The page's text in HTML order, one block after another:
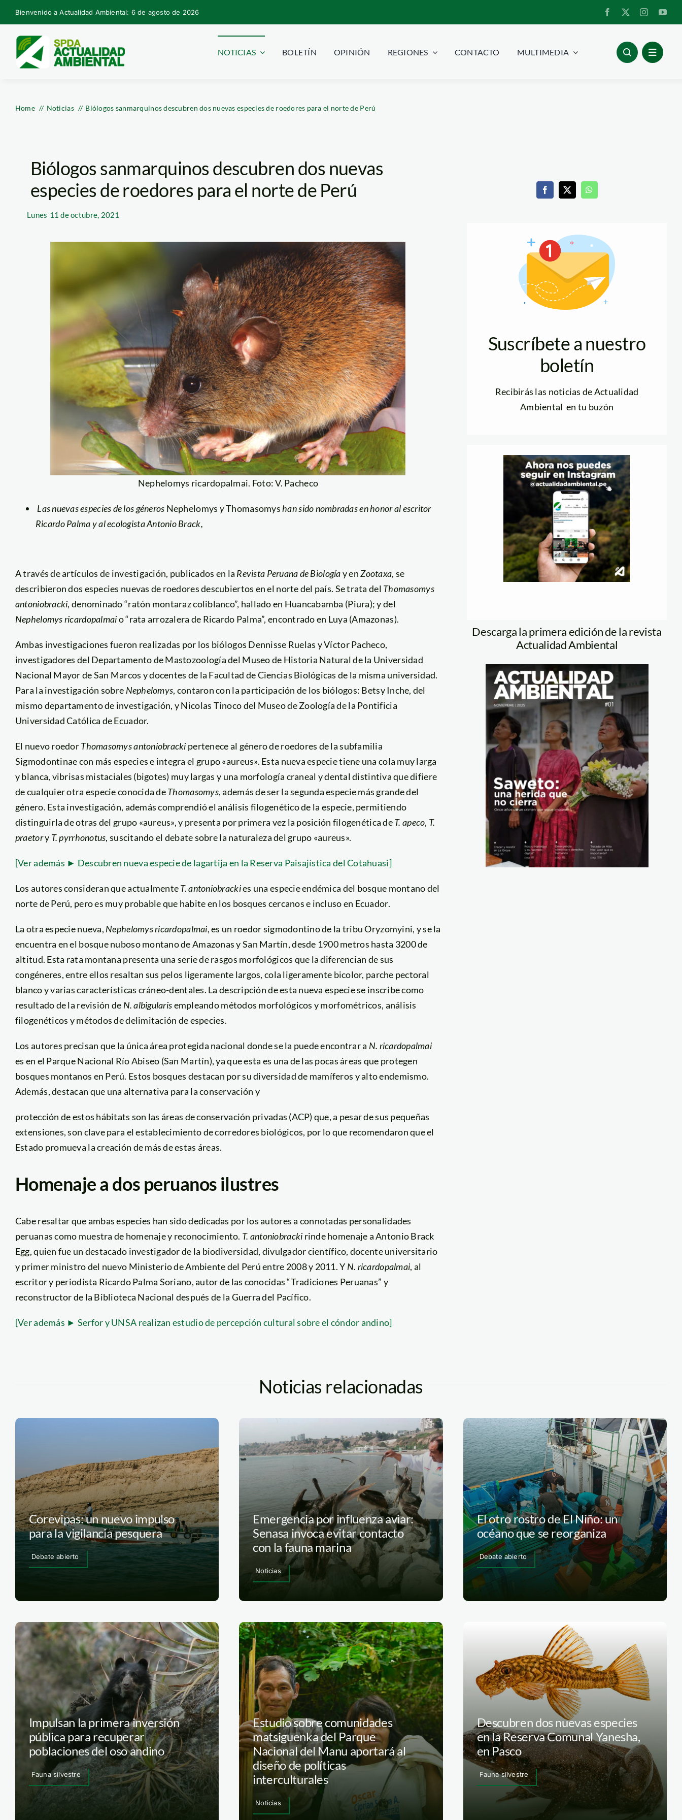
Skip
to
content
Bienvenido a Actualidad Ambiental: 6 de agosto de 2026
NOTICIAS BOLETÍN OPINIÓN REGIONES CONTACTO MULTIMEDIA
Home Noticias Biólogos sanmarquinos descubren dos nuevas especies de roedores para el norte de Perú
Biólogos sanmarquinos descubren dos nuevas
especies de roedores para el norte de Perú
Lunes 11 de octubre, 2021
Nephelomys ricardopalmai. Foto: V. Pacheco
Las nuevas especies de los géneros Nephelomys yThomasomyshan sido nombradas en honor al escritor
Ricardo Palma y al ecologista Antonio Brack,
A través de artículos de investigación, publicados en la Revista Peruana de Biologíay enZootaxa, se
describieron dos especies nuevas de roedores descubiertos en el norte del país. Se trata del Thomasomys
antoniobracki, denominado “ratón montaraz coliblanco”, hallado en Huancabamba (Piura); y del
Nephelomys ricardopalmaio “rata arrozalera de Ricardo Palma”, encontrado en Luya (Amazonas).
Ambas investigaciones fueron realizadas por los biólogos Dennisse Ruelas y Víctor Pacheco,
investigadores del Departamento de Mastozoología del Museo de Historia Natural de la Universidad
Nacional Mayor de San Marcos y docentes de la Facultad de Ciencias Biológicas de la misma universidad.
Para la investigación sobre Nephelomys, contaron con la participación de los biólogos: Betsy Inche, del
mismo departamento de investigación, y Nicolas Tinoco del Museo de Zoología de la Pontificia
Universidad Católica de Ecuador.
El nuevo roedorThomasomys antoniobracki pertenece al género de roedores de la subfamilia
Sigmodontinae con más especies e integra el grupo «aureus». Esta nueva especie tiene una cola muy larga
y blanca, vibrisas mistaciales (bigotes) muy largas y una morfología craneal y dental distintiva que difiere
de cualquier otra especie conocida deThomasomys, además de ser la segunda especie más grande del
género. Esta investigación, además comprendió el análisis filogenético de la especie, permitiendo
distinguirla de otras del grupo «aureus», y presenta por primera vez la posición filogenética deT. apeco, T.
praetory T. pyrrhonotus, suscitando el debate sobre la naturaleza del grupo «aureus».
[Ver además ► Descubren nueva especie de lagartija en la Reserva Paisajística del Cotahuasi]
Los autores consideran que actualmenteT. antoniobrackies una especie endémica del bosque montano del
norte de Perú, pero es muy probable que habite en los bosques cercanos e incluso en Ecuador.
La otra especie nueva, Nephelomys ricardopalmai, es un roedor sigmodontino de la tribu Oryzomyini, y se la
encuentra en el bosque nuboso montano de Amazonas y San Martín, desde 1900 metros hasta 3200 de
altitud. Esta rata montana presenta una serie de rasgos morfológicos que la diferencian de sus
congéneres, entre ellos resaltan sus pelos ligeramente largos, cola ligeramente bicolor, parche pectoral
blanco y varias características cráneo-dentales. La descripción de esta nueva especie se inscribe como
resultado de la revisión de N. albigularisempleando métodos morfológicos y morfométricos, análisis
filogenéticos y métodos de delimitación de especies.
Los autores precisan que la única área protegida nacional donde se la puede encontrar a N. ricardopalmai
es en el Parque Nacional Río Abiseo (San Martín), ya que esta es una de las pocas áreas que protegen
bosques montanos en Perú. Estos bosques destacan por su diversidad de mamíferos y alto endemismo.
Además, destacan que una alternativa para la conservación y
protección de estos hábitats son las áreas de conservación privadas (ACP) que, a pesar de sus pequeñas
extensiones, son clave para el establecimiento de corredores biológicos, por lo que recomendaron que el
Estado promueva la creación de más de estas áreas.
Homenaje a dos peruanos ilustres
Cabe resaltar que ambas especies han sido dedicadas por los autores a connotadas personalidades
peruanas como muestra de homenaje y reconocimiento. T. antoniobracki rinde homenaje a Antonio Brack
Egg, quien fue un destacado investigador de la biodiversidad, divulgador científico, docente universitario
y primer ministro del nuevo Ministerio de Ambiente del Perú entre 2008 y 2011. Y N. ricardopalmai, al
escritor y periodista Ricardo Palma Soriano, autor de las conocidas “Tradiciones Peruanas” y
reconstructor de la Biblioteca Nacional después de la Guerra del Pacífico.
[Ver además ► Serfor y UNSA realizan estudio de percepción cultural sobre el cóndor andino]
Suscríbete a nuestro
boletín
Recibirás las noticias de Actualidad
Ambiental en tu buzón
Descarga la primera edición de la revista
Actualidad Ambiental
Noticias relacionadas
Corevipas: un nuevo impulso
para la vigilancia pesquera
Debate abierto
Emergencia por influenza aviar:
Senasa invoca evitar contacto
con la fauna marina
Noticias
El otro rostro de El Niño: un
océano que se reorganiza
Debate abierto
Impulsan la primera inversión
pública para recuperar
poblaciones del oso andino
Fauna silvestre
Estudio sobre comunidades
matsiguenka del Parque
Nacional del Manu aportará al
diseño de políticas
interculturales
Noticias
Descubren dos nuevas especies
en la Reserva Comunal Yanesha,
en Pasco
Fauna silvestre